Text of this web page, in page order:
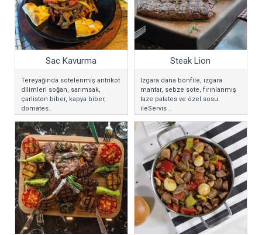
Sac Kavurma
Tereyağında sotelenmiş antrikot
dilimleri soğan, sarımsak,
çarliston biber, kapya biber,
domates..
Steak Lion
Izgara dana bonfile, ızgara
mantar, sebze sote, fırınlanmış
taze patates ve özel sosu
ileServis ..